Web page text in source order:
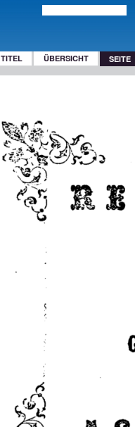
TITEL ÜBERSICHT SEITE